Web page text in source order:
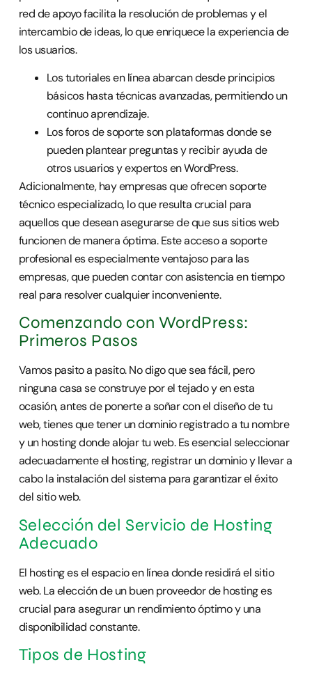
red de apoyo facilita la resolución de problemas y el
intercambio de ideas, lo que enriquece la experiencia de
los usuarios.
Los tutoriales en línea abarcan desde principios
básicos hasta técnicas avanzadas, permitiendo un
continuo aprendizaje.
Los foros de soporte son plataformas donde se
pueden plantear preguntas y recibir ayuda de
otros usuarios y expertos en WordPress.
Adicionalmente, hay empresas que ofrecen soporte
técnico especializado, lo que resulta crucial para
aquellos que desean asegurarse de que sus sitios web
funcionen de manera óptima. Este acceso a soporte
profesional es especialmente ventajoso para las
empresas, que pueden contar con asistencia en tiempo
real para resolver cualquier inconveniente.
Comenzando con WordPress:
Primeros Pasos
Vamos pasito a pasito. No digo que sea fácil, pero
ninguna casa se construye por el tejado y en esta
ocasión, antes de ponerte a soñar con el diseño de tu
web, tienes que tener un dominio registrado a tu nombre
y un hosting donde alojar tu web. Es esencial seleccionar
adecuadamente el hosting, registrar un dominio y llevar a
cabo la instalación del sistema para garantizar el éxito
del sitio web.
Selección del Servicio de Hosting
Adecuado
El hosting es el espacio en línea donde residirá el sitio
web. La elección de un buen proveedor de hosting es
crucial para asegurar un rendimiento óptimo y una
disponibilidad constante.
Tipos de Hosting